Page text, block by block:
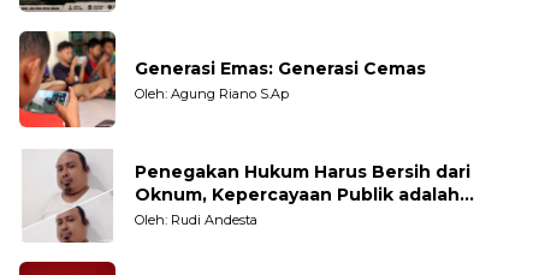
Generasi Emas: Generasi Cemas
Oleh: Agung Riano S.Ap
Penegakan Hukum Harus Bersih dari
Oknum, Kepercayaan Publik adalah
Taruhannya
Oleh: Rudi Andesta